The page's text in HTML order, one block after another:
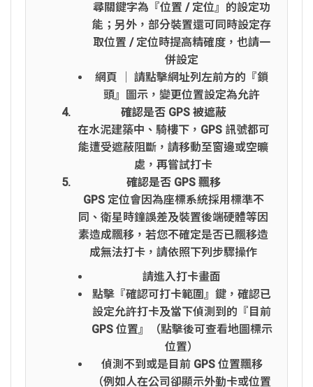
尋關鍵字為『位置 / 定位』的設定功
能；另外，部分裝置還可同時設定存
取位置 / 定位時提高精確度，也請一
併設定
網頁 │ 請點擊網址列左前方的『鎖
頭』圖示，變更位置設定為允許
確認是否 GPS 被遮蔽
在水泥建築中、騎樓下，GPS 訊號都可
能遭受遮蔽阻斷，請移動至窗邊或空曠
處，再嘗試打卡
確認是否 GPS 飄移
GPS 定位會因為座標系統採用標準不
同、衛星時鐘誤差及裝置後端硬體等因
素造成飄移，若您不確定是否已飄移造
成無法打卡，請依照下列步驟操作
請進入打卡畫面
點擊『確認可打卡範圍』鍵，確認已
設定允許打卡及當下偵測到的『目前
GPS 位置』（點擊後可查看地圖標示
位置）
偵測不到或是目前 GPS 位置飄移
（例如人在公司卻顯示外勤卡或位置